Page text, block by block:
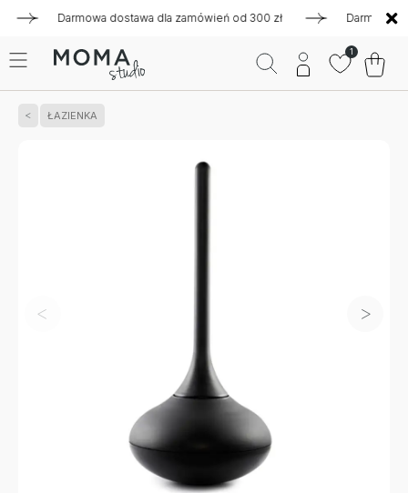
Darmowa dostawa dla zamówień od 300 zł Darmowa
1
ŁAZIENKA